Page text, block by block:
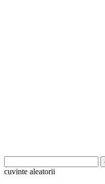
cuvinte aleatorii